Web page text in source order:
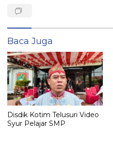
Baca Juga
Disdik Kotim Telusuri Video
Syur Pelajar SMP